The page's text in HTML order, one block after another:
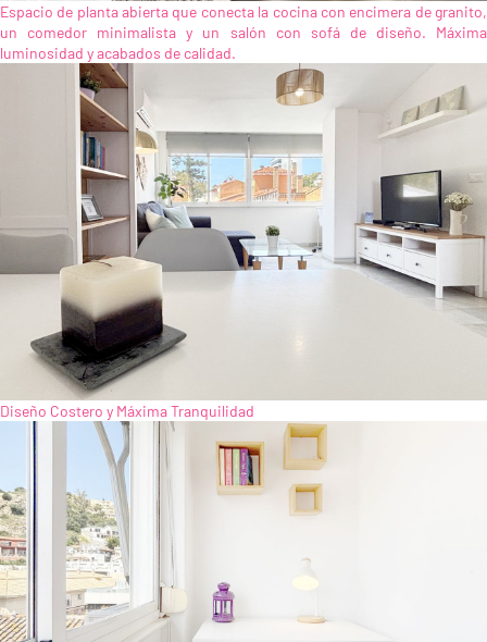
Espacio de planta abierta que conecta la cocina con encimera de granito,
un comedor minimalista y un salón con sofá de diseño. Máxima
luminosidad y acabados de calidad.
Diseño Costero y Máxima Tranquilidad